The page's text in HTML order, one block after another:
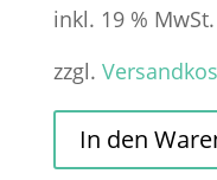
Preis
12,95 €
Preis
9,95 €.
inkl. 19 % MwSt.
zzgl.
In den